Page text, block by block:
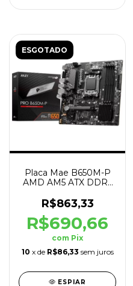
ESGOTADO
Placa Mae B650M-P
AMD AM5 ATX DDR5
R$863,33
R$690,66
com Pix
10 x de R$86,33 sem juros
ESPIAR